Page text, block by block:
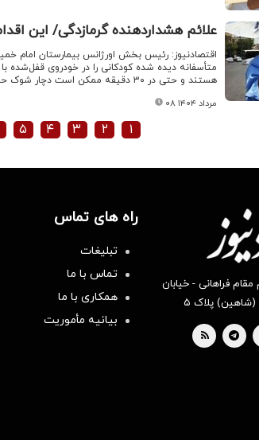
علائم هشداردهنده گرمازدگی/ این
اقتصادنیوز: رئیس بخش اورژانس بیمارستان امام
متأسفانه دیده شده کودکانی را در خودروی قفل‌شده
هستند و حتی در ۳۰ دقیقه ممکن است دچار شوک حرارتی شوند.
۰۸ مرداد ۱۴۰۴
۱ ۲ ۳ ۴ ۵
فراهانی - خیابان
پلاک ۵
راه های تماس
تبلیغات
تماس با ما
همکاری با ما
بیانیه مأموریت